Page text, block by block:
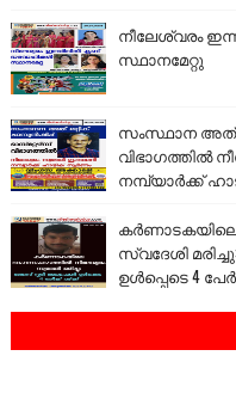
നീലേശ്വരം
സ്ഥാനമേറ്റു
സംസ്ഥാന അത്
വിഭാഗത്തിൽ
നമ്പ്യാർക്ക്
സ്വദേശി
ഉൾപ്പെടെ 4